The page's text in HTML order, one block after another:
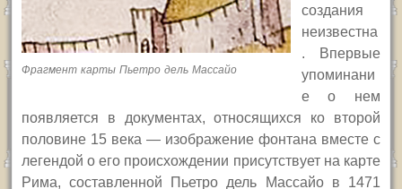
Фрагмент карты Пьетро дель Массайо
создания
неизвестна
. Впервые
упоминани
е о нем
появляется в документах, относящихся ко второй
половине 15 века — изображение фонтана вместе с
легендой о его происхождении присутствует на карте
Рима, составленной Пьетро дель Массайо в 1471